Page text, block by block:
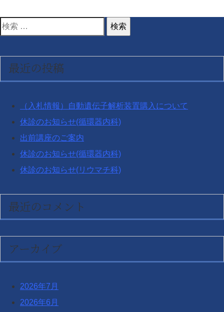
検
対
象:最近の投稿
（入札情報）自動遺伝子解析装置購入について
休診のお知らせ(循環器内科)
出前講座のご案内
休診のお知らせ(循環器内科)
休診のお知らせ(リウマチ科)
最近のコメント
アーカイブ
2026年7月
2026年6月